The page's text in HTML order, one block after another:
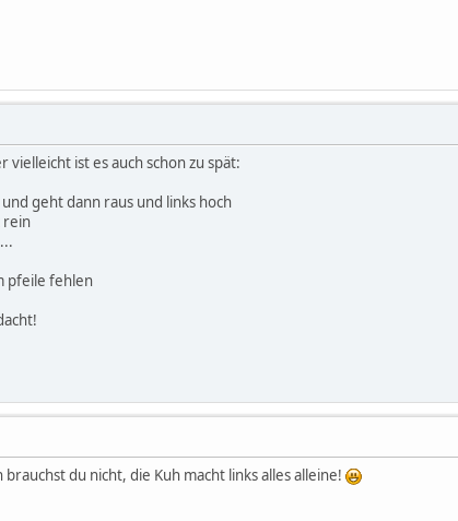
vielleicht ist es auch schon zu spät:
geht dann raus und links hoch
rein
pfeile fehlen
du nicht, die Kuh macht links alles alleine!